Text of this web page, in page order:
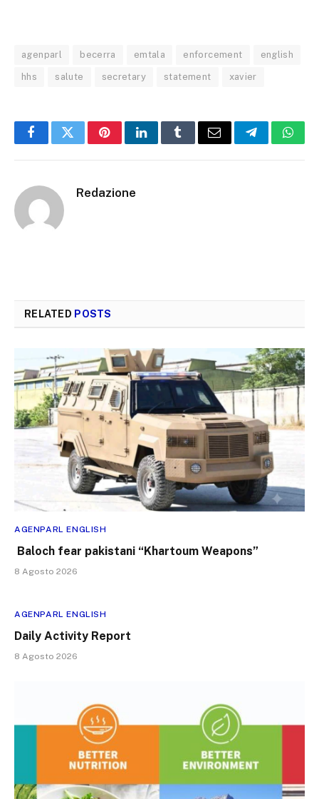
agenparl becerra emtala enforcement english
hhs salute secretary statement xavier
FacebookTwitterPinterestLinkedInTumblrEmail Telegram
Redazione
RELATED POSTS
AGENPARL ENGLISH
Baloch fear pakistani “Khartoum Weapons”
8 Agosto 2026
AGENPARL ENGLISH
Daily Activity Report
8 Agosto 2026